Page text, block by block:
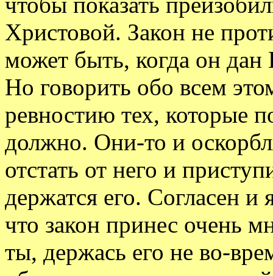
Христовой. Закон не
может быть, когда он
Но говорить обо всем
ревностию тех, которые
должно. Они-то и
отстать от него и
держатся его. Согласен и
что закон принес очень
ты, держась его не во-